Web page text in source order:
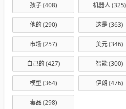
孩子(408) 机器人(325)
他的 (290) 这是(363)
市场(257) 美元(346)
自己的 (427) 智能(300)
模型 (364) 伊朗 (476)
毒品 (298)